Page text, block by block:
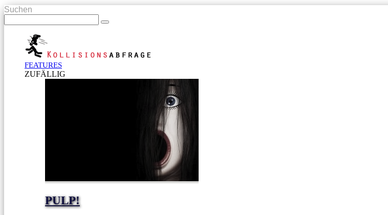
Suchen
FEATURES
ZUFÄLLIG
PULP!